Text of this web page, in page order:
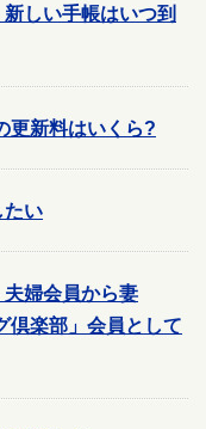
しい手帳はいつ到
更新料はいくら?
たい
夫婦会員から妻
倶楽部」会員として